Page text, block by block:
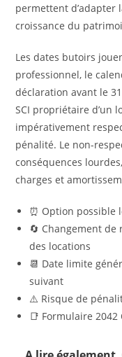
permettent d’adapter
croissance du
Les dates butoirs
professionnel, le
déclaration avant le
SCI propriétaire d’un
impérativement
pénalité. Le non-
conséquences
charges et
⏰ Option possible
🔄 Changement de
des locations
📆 Date limite
suivant
⚠️ Risque de
📑 Formulaire